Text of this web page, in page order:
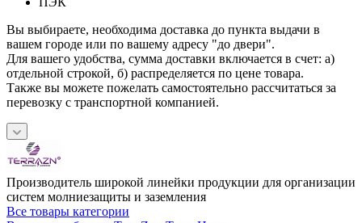
Вы выбираете, необходима доставка до пункта выдачи в
вашем городе или по вашему адресу "до двери".
Для вашего удобства, сумма доставки включается в счет: а)
отдельной строкой, б) распределяется по цене товара.
Также вы можете пожелать самостоятельно рассчитаться за
перевозку с транспортной компанией.
Производитель широкой линейки продукции для организации
систем молниезащиты и заземления
Все товары категории